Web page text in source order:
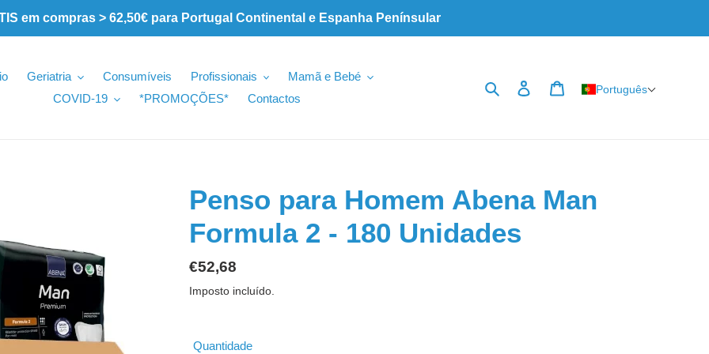
em compras > 62,50€ para Portugal Continental e Espanha Penínsular
Geriatria Consumíveis Profissionais
Mamã e Bebé
COVID-19
*PROMOÇÕES* Contactos
PesquisarIniciar sessão
CarrinhoPortuguês
Penso para Homem Abena Man
Formula 2 - 180 Unidades
Preço
normal
€52,68
Imposto incluído.
Quantidade